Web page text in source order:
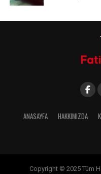
ANASAYFA HAKKIMIZDA
Copyright © 2025 Tüm